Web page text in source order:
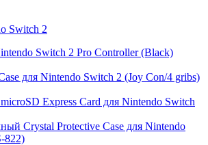
Switch 2
Switch 2 Pro Controller (Black)
для Nintendo Switch 2 (Joy Con/4 gribs)
Express Card для Nintendo Switch
Crystal Protective Case для Nintendo
822)